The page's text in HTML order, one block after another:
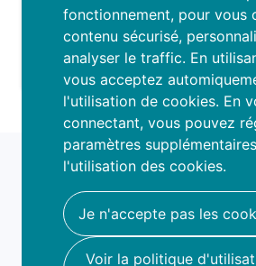
fonctionnement, pour vous
contenu sécurisé,
analyser le traffic. En
vous acceptez
l'utilisation de cookies. En
connectant, vous pouvez
paramètres
l'utilisation des cookies.
Je n'accepte pas les
Voir la politique
Mot de passe oublié
famio
hello@famio.be
A propos